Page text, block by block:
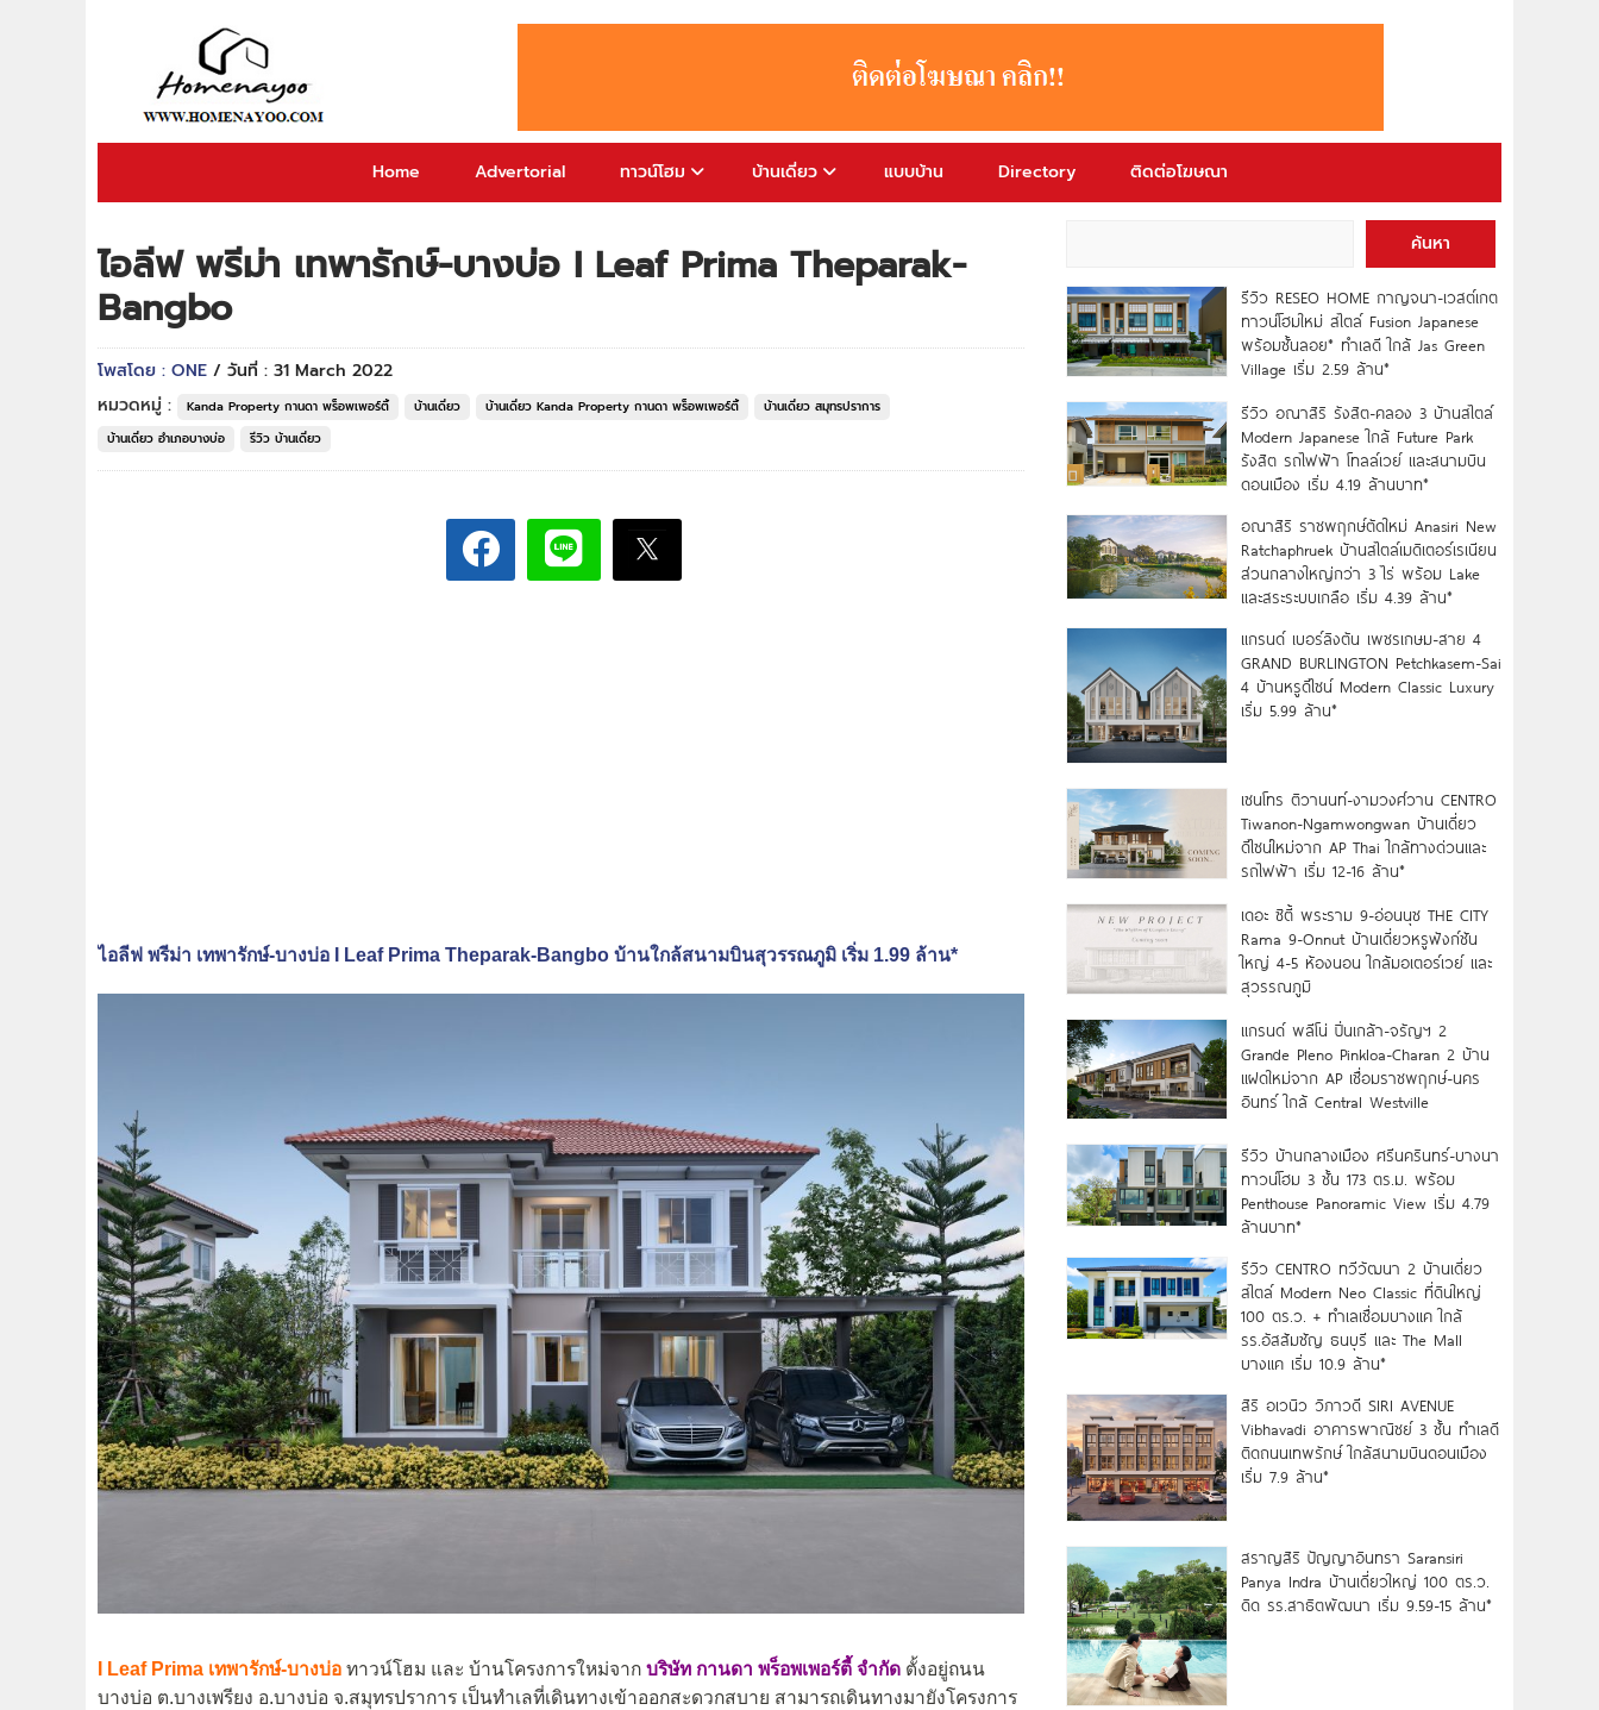
Home Advertorial ทาวน์โฮม บ้านเดี่ยว แบบบ้าน Directory ติดต่อโฆษณา
ไอลีฟ พรีม่า เทพารักษ์-บางบ่อ I Leaf Prima Theparak-
Bangbo
โพสโดย : ONE / วันที่ : 31 March 2022
หมวดหมู่ :
Kanda Property กานดา พร็อพเพอร์ตี้ บ้านเดี่ยว บ้านเดี่ยว Kanda Property กานดา พร็อพเพอร์ตี้
บ้านเดี่ยว สมุทรปราการ
บ้านเดี่ยว อำเภอบางบ่อ
รีวิว บ้านเดี่ยว
ไอลีฟ พรีม่า เทพารักษ์-บางบ่อ I Leaf Prima Theparak-Bangbo บ้านใกล้สนามบินสุวรรณภูมิ เริ่ม 1.99 ล้าน*
I Leaf Prima เทพารักษ์-บางบ่อ ทาวน์โฮม และ บ้านโครงการใหม่จาก บริษัท กานดา พร็อพเพอร์ตี้ จำกัด ตั้งอยู่ถนน
บางบ่อ ต.บางเพรียง อ.บางบ่อ จ.สมุทรปราการ เป็นทำเลที่เดินทางเข้าออกสะดวกสบาย สามารถเดินทางมายังโครงการ
ค้นหา
รีวิว RESEO HOME กาญจนา-เวสต์เกต
ทาวน์โฮมใหม่ สไตล์ Fusion Japanese
พร้อมชั้นลอย* ทำเลดี ใกล้ Jas Green
Village เริ่ม 2.59 ล้าน*
รีวิว อณาสิริ รังสิต-คลอง 3 บ้านสไตล์
Modern Japanese ใกล้ Future Park
รังสิต รถไฟฟ้า โทลล์เวย์ และสนามบิน
ดอนเมือง เริ่ม 4.19 ล้านบาท*
อณาสิริ ราชพฤกษ์ตัดใหม่ Anasiri New
Ratchaphruek บ้านสไตล์เมดิเตอร์เรเนียน
ส่วนกลางใหญ่กว่า 3 ไร่ พร้อม Lake
และสระระบบเกลือ เริ่ม 4.39 ล้าน*
แกรนด์ เบอร์ลิงตัน เพชรเกษม-สาย 4
GRAND BURLINGTON Petchkasem-Sai
4 บ้านหรูดีไซน์ Modern Classic Luxury
เริ่ม 5.99 ล้าน*
เซนโทร ติวานนท์-งามวงศ์วาน CENTRO
Tiwanon-Ngamwongwan บ้านเดี่ยว
ดีไซน์ใหม่จาก AP Thai ใกล้ทางด่วนและ
รถไฟฟ้า เริ่ม 12-16 ล้าน*
เดอะ ซิตี้ พระราม 9-อ่อนนุช THE CITY
Rama 9-Onnut บ้านเดี่ยวหรูฟังก์ชัน
ใหญ่ 4-5 ห้องนอน ใกล้มอเตอร์เวย์ และ
สุวรรณภูมิ
แกรนด์ พลีโน่ ปิ่นเกล้า-จรัญฯ 2
Grande Pleno Pinkloa-Charan 2 บ้าน
แฝดใหม่จาก AP เชื่อมราชพฤกษ์-นคร
อินทร์ ใกล้ Central Westville
รีวิว บ้านกลางเมือง ศรีนครินทร์-บางนา
ทาวน์โฮม 3 ชั้น 173 ตร.ม. พร้อม
Penthouse Panoramic View เริ่ม 4.79
ล้านบาท*
รีวิว CENTRO ทวีวัฒนา 2 บ้านเดี่ยว
สไตล์ Modern Neo Classic ที่ดินใหญ่
100 ตร.ว. + ทำเลเชื่อมบางแค ใกล้
รร.อัสสัมชัญ ธนบุรี และ The Mall
บางแค เริ่ม 10.9 ล้าน*
สิริ อเวนิว วิภาวดี SIRI AVENUE
Vibhavadi อาคารพาณิชย์ 3 ชั้น ทำเลดี
ติดถนนเทพรักษ์ ใกล้สนามบินดอนเมือง
เริ่ม 7.9 ล้าน*
สราญสิริ ปัญญาอินทรา Saransiri
Panya Indra บ้านเดี่ยวใหญ่ 100 ตร.ว.
ดิด รร.สาธิตพัฒนา เริ่ม 9.59-15 ล้าน*